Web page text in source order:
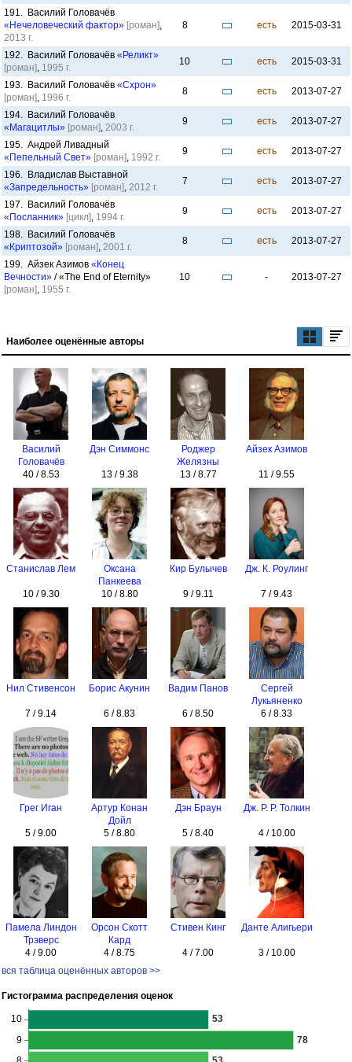
191. Василий Головачёв
«Нечеловеческий фактор» [роман],
2013 г.
8 есть 2015-03-31
192. Василий Головачёв «Реликт»
[роман], 1995 г.
10 есть 2015-03-31
193. Василий Головачёв «Схрон»
[роман], 1996 г.
8 есть 2013-07-27
194. Василий Головачёв
«Магацитлы» [роман], 2003 г.
9 есть 2013-07-27
195. Андрей Ливадный
«Пепельный Свет» [роман], 1992 г.
9 есть 2013-07-27
196. Владислав Выставной
«Запредельность» [роман], 2012 г.
7 есть 2013-07-27
197. Василий Головачёв
«Посланник» [цикл], 1994 г.
9 есть 2013-07-27
198. Василий Головачёв
«Криптозой» [роман], 2001 г.
8 есть 2013-07-27
199. Айзек Азимов «Конец
Вечности» / «The End of Eternity»
[роман], 1955 г.
10 - 2013-07-27
Наиболее оценённые авторы
Василий
Головачёв
40 / 8.53
Дэн Симмонс
13 / 9.38
Роджер
Желязны
13 / 8.77
Айзек Азимов
11 / 9.55
Станислав Лем
10 / 9.30
Оксана
Панкеева
10 / 8.80
Кир Булычев
9 / 9.11
Дж. К. Роулинг
7 / 9.43
Нил Стивенсон
7 / 9.14
Борис Акунин
6 / 8.83
Вадим Панов
6 / 8.50
Сергей
Лукьяненко
6 / 8.33
Грег Иган
5 / 9.00
Артур Конан
Дойл
5 / 8.80
Дэн Браун
5 / 8.40
Дж. Р. Р. Толкин
4 / 10.00
Памела Линдон
Трэверс
4 / 9.00
Орсон Скотт
Кард
4 / 8.75
Стивен Кинг
4 / 7.00
Данте Алигьери
3 / 10.00
вся таблица оценённых авторов >>
Гистограмма распределения оценок